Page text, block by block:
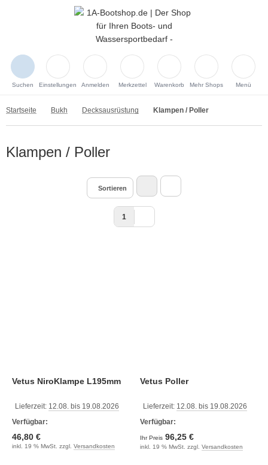
Suchen Einstellungen Anmelden Merkzettel Warenkorb Mehr Shops Menü
Startseite Bukh Decksausrüstung Klampen / Poller
Klampen / Poller
Sortieren
1
Vetus NiroKlampe L195mm
Lieferzeit: 12.08. bis 19.08.2026
Verfügbar:
46,80 €
inkl. 19 % MwSt. zzgl. Versandkosten
Vetus Poller
Lieferzeit: 12.08. bis 19.08.2026
Verfügbar:
Ihr Preis 96,25 €
inkl. 19 % MwSt. zzgl. Versandkosten